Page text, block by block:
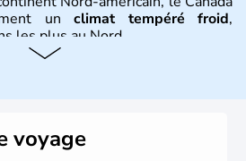
unclimat tempéré froid,
les plus au Nord.
Québec, le Canada passe ensuite
L'indépendance du
voyage